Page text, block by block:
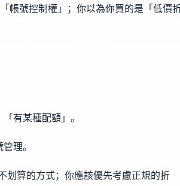
帳號控制權」；你以為你買的是「低價
有某種配額」。
理。
划算的方式；你應該優先考慮正規的折